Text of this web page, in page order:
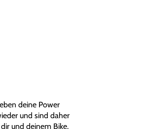
deine Power
und sind daher
und deinem Bike.